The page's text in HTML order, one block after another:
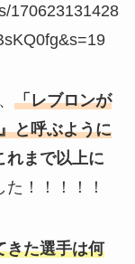
170623131428
「レブロンが
と呼ぶように
れまで以上に
！！！！！
きた選手は何